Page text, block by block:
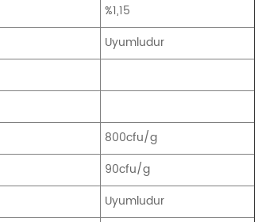
%1,15
Uyumludur
800cfu/g
90cfu/g
Uyumludur